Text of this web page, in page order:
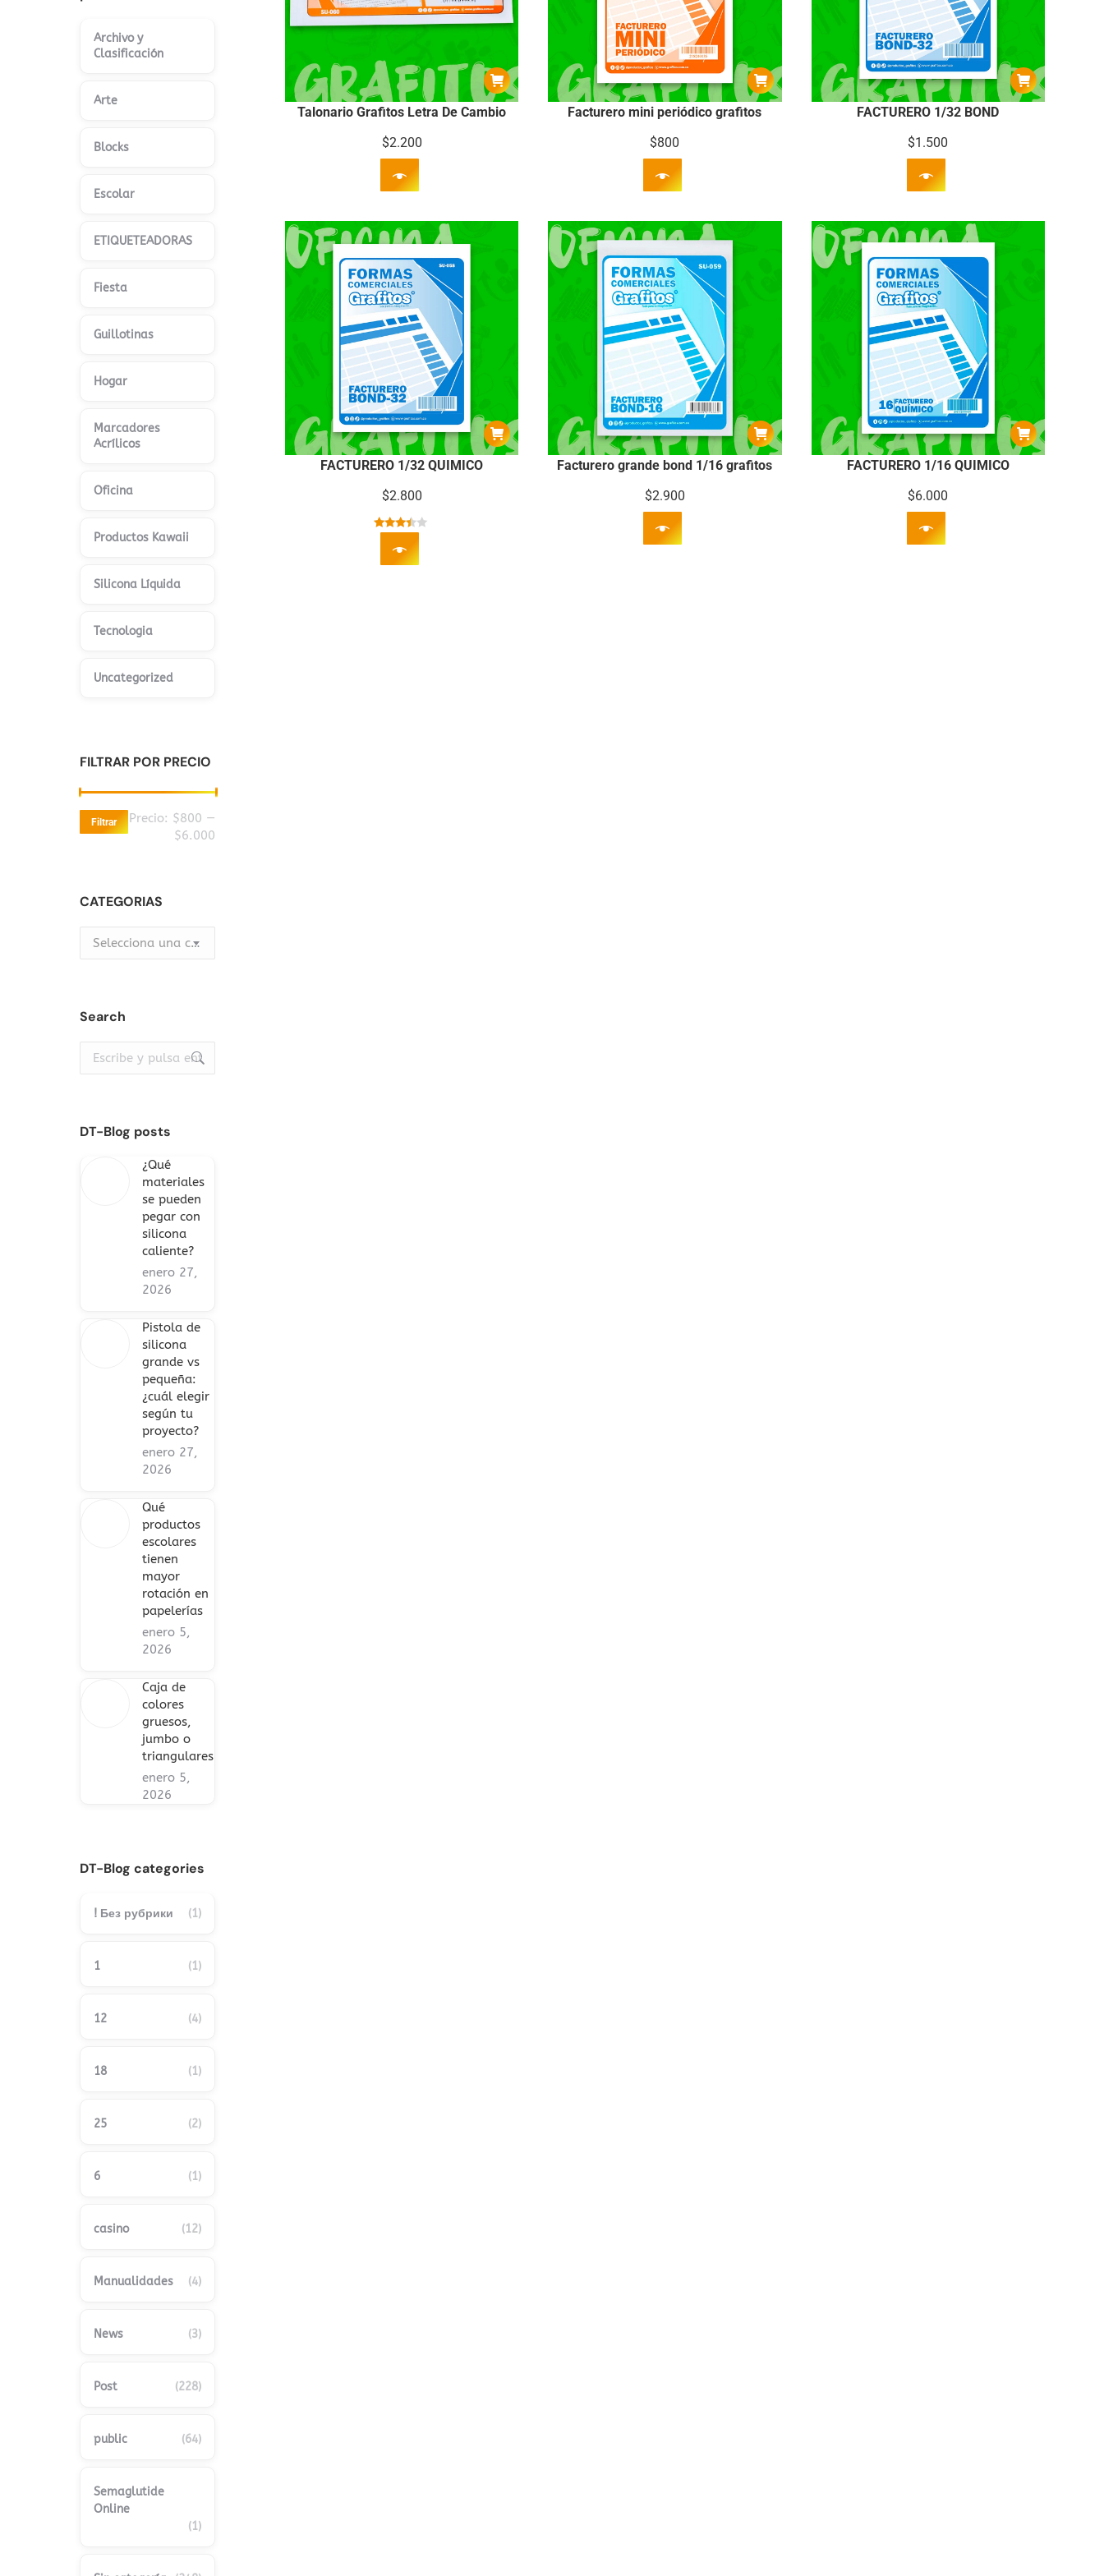
Talonario Grafitos Letra De Cambio
$2.200
Facturero mini periódico grafitos
$800
FACTURERO 1/32 BOND
$1.500
FACTURERO 1/32 QUIMICO
$2.800
con
3.30
Facturero grande bond 1/16 grafitos
$2.900
FACTURERO 1/16 QUIMICO
$6.000
Archivo y
Clasificación
Arte
Blocks
Escolar
ETIQUETEADORAS
Fiesta
Guillotinas
Hogar
Marcadores
Acrílicos
Oficina
Productos Kawaii
Silicona Líquida
Tecnologia
Uncategorized
FILTRAR POR PRECIO
Filtrar Precio: $800 —
$6.000
CATEGORIAS
Selecciona una categoría
Search
DT-Blog posts
¿Qué
materiales
se pueden
pegar con
silicona
caliente?
enero 27,
2026
Pistola de
silicona
grande vs
pequeña:
¿cuál elegir
según tu
proyecto?
enero 27,
2026
Qué
productos
escolares
tienen
mayor
rotación en
papelerías
enero 5,
2026
Caja de
colores
gruesos,
jumbo o
triangulares
enero 5,
2026
DT-Blog categories
! Без рубрики (1)
1 (1)
12 (4)
18 (1)
25 (2)
6 (1)
casino (12)
Manualidades (4)
News (3)
Post (228)
public (64)
Semaglutide
Online
(1)